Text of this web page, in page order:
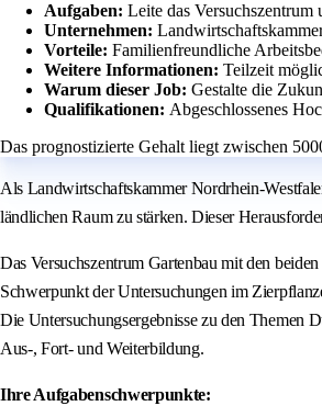
Aufgaben: Leite das
Unternehmen:
Vorteile: Familienfreundliche
Weitere Informationen: Teilzeit
Warum dieser Job: Gestalte die
Qualifikationen: Abgeschlossenes
Das prognostizierte Gehalt liegt zwischen
Als Landwirtschaftskammer Nordrhein-
ländlichen Raum zu stärken. Dieser
Das Versuchszentrum Gartenbau mit den
Schwerpunkt der Untersuchungen im
Die Untersuchungsergebnisse zu den Themen
Aus-, Fort- und Weiterbildung.
Ihre Aufgabenschwerpunkte: